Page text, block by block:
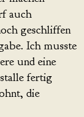
auch
geschliffen
Ich musste
und eine
fertig
die